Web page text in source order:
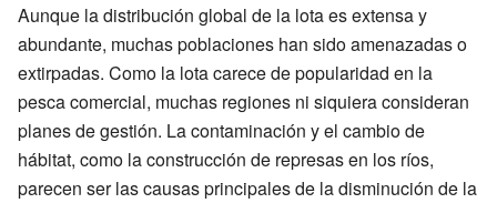
Aunque la distribución global de la lota es extensa y
abundante, muchas poblaciones han sido amenazadas o
extirpadas. Como la lota carece de popularidad en la
pesca comercial, muchas regiones ni siquiera consideran
planes de gestión. La contaminación y el cambio de
hábitat, como la construcción de represas en los ríos,
parecen ser las causas principales de la disminución de la